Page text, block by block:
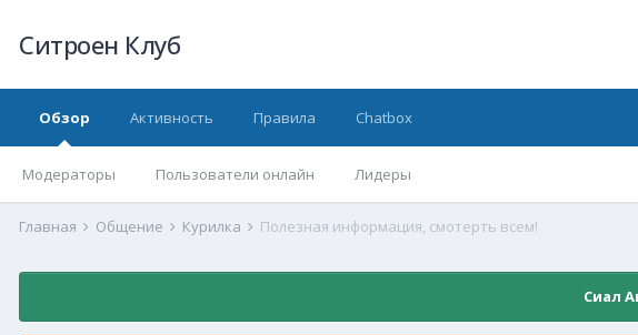
Ситроен Клуб
Обзор
Модераторы Пользователи онлайн Лидеры
Активность Правила Chatbox
Главная Общение Курилка Полезная информация, смотерть всем!
Сиал